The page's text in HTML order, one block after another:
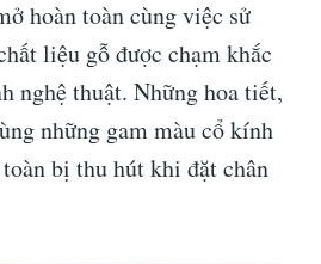
hoàn toàn cùng việc sử
liệu gỗ được chạm khắc
nghệ thuật. Những hoa tiết,
những gam màu cổ kính
bị thu hút khi đặt chân